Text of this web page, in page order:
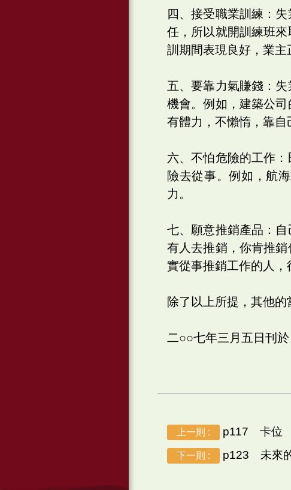
四、接受職業訓練：
任，所以就開訓練班
訓期間表現良好，業主
五、要靠力氣賺錢：
機會。例如，建築公
有體力，不懶惰，靠自
六、不怕危險的工作
險去從事。例如，航
力。
七、願意推銷產品：
有人去推銷，你肯推
實從事推銷工作的人，
除了以上所提，其他的
二○○七年三月五日刊於
上一則 : p117 卡位
下一則 : p123 未來